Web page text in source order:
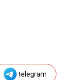
telegram